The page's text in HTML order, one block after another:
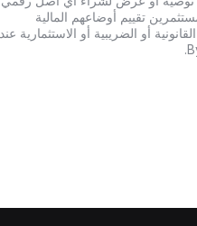
تقييم أوضاعهم المالية
أو الضريبية أو الاستثمارية عند